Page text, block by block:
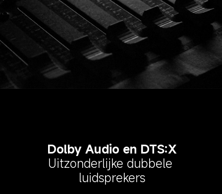
Dolby Audio en DTS:X
Uitzonderlijke dubbele
luidsprekers